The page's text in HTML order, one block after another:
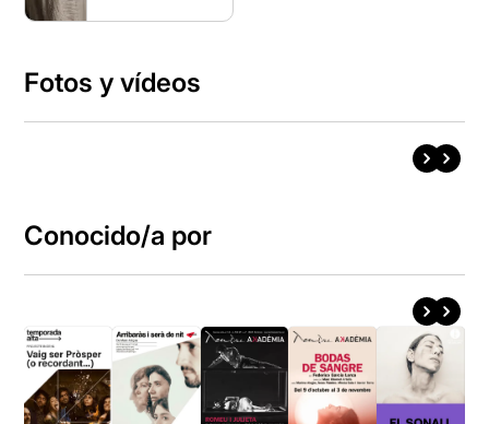
Fotos y vídeos
Conocido/a por